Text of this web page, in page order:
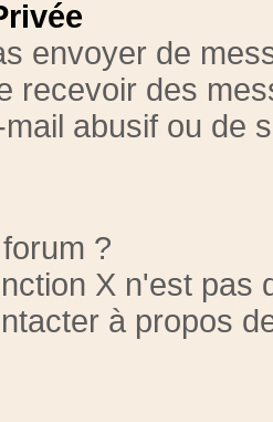
envoyer de
recevoir des
abusif ou de
?
X n'est pas
à propos